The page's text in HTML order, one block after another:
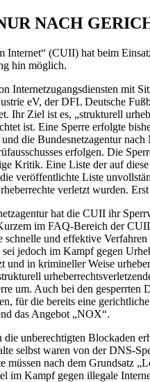
NACH
Internet“ (CUII) hat beim
hin möglich.
Internetzugangsdiensten mit
eV, der DFL Deutsche
Ihr Ziel ist es, „strukturell
ist. Eine Sperre erfolgte
die Bundesnetzagentur
erfolgen. Die
Kritik. Eine Liste der auf
veröffentlichte Liste
verletzt wurden.
hat die CUII ihr
im FAQ-Bereich der
schnelle und effektive
jedoch im Kampf gegen
und in krimineller Weise
um. Auch bei den
für die bereits eine
das Angebot „NOX“.
die unberechtigten Blockaden
selbst waren von der DNS-
müssen nach dem Grundsatz
im Kampf gegen illegale